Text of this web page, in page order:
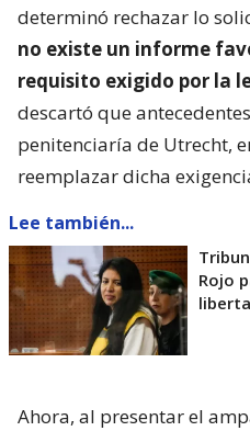
determinó rechazar lo
no existe un informe
requisito exigido por la
descartó que
penitenciaría de Utrecht,
reemplazar dicha
Lee también...
Rojo
Ahora, al presentar el